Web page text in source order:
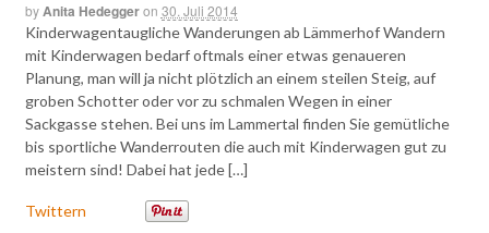
byAnita Hedeggeron 30. Juli 2014
Kinderwagentaugliche Wanderungen ab Lämmerhof Wandern
mit Kinderwagen bedarf oftmals einer etwas genaueren
Planung, man will ja nicht plötzlich an einem steilen Steig, auf
groben Schotter oder vor zu schmalen Wegen in einer
Sackgasse stehen. Bei uns im Lammertal finden Sie gemütliche
bis sportliche Wanderrouten die auch mit Kinderwagen gut zu
meistern sind! Dabei hat jede […]
Twittern